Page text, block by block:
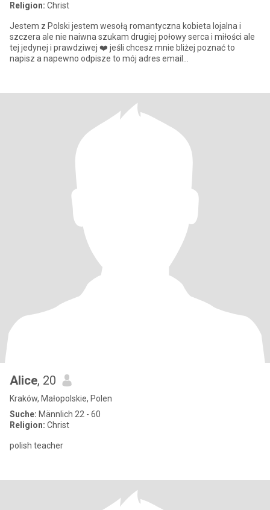
Religion: Christ
Jestem z Polski jestem wesołą romantyczna kobieta lojalna i
szczera ale nie naiwna szukam drugiej połowy serca i miłości ale
tej jedynej i prawdziwej ❤️ jeśli chcesz mnie bliżej poznać to
napisz a napewno odpisze to mój adres email
Alice, 20
Kraków, Małopolskie, Polen
Suche: Männlich 22 - 60
Religion: Christ
polish teacher